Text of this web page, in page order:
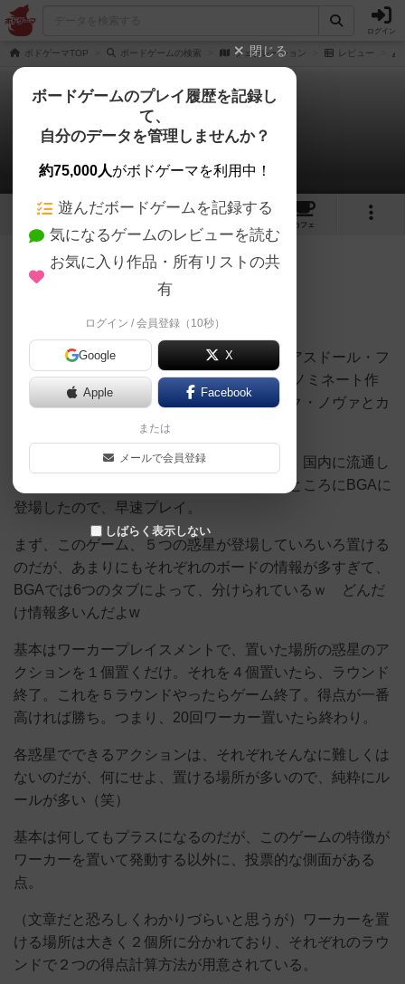
ログイン
ボドゲーマTOP ボードゲームの検索 フェデレーション レビュー
フェデレーション
白州さんのレビュー
1 2
カフェ
904名 5名 0 2年以上前
レーティングが非公開に設定されたユーザー
今年、日本人が大賞をとって話題になったアスドール・フ
ランス年間ゲーム大賞の2023年重量級部門ノミネート作
品。ちなみに他２作のノミネートは、アーク・ノヴァとカ
ーネギーで、大賞はアーク・ノヴァ。
ノミネート作品として、気になっていたが、国内に流通し
ていないので、遊べないなぁと思っていたところにBGAに
登場したので、早速プレイ。
まず、このゲーム、５つの惑星が登場していろいろ置ける
のだが、あまりにもそれぞれのボードの情報が多すぎて、
BGAでは6つのタブによって、分けられているｗ どんだ
け情報多いんだよw
基本はワーカープレイスメントで、置いた場所の惑星のア
クションを１個置くだけ。それを４個置いたら、ラウンド
終了。これを５ラウンドやったらゲーム終了。得点が一番
高ければ勝ち。つまり、20回ワーカー置いたら終わり。
各惑星でできるアクションは、それぞれそんなに難しくは
ないのだが、何にせよ、置ける場所が多いので、純粋にル
ールが多い（笑）
基本は何してもプラスになるのだが、このゲームの特徴が
ワーカーを置いて発動する以外に、投票的な側面がある
点。
（文章だと恐ろしくわかりづらいと思うが）ワーカーを置
ける場所は大きく２個所に分かれており、それぞれのラウ
ンドで２つの得点計算方法が用意されている。
閉じる
ボードゲームのプレイ履歴を記録し
て、
自分のデータを管理しませんか？
約75,000人がボドゲーマを利用中！
遊んだボードゲームを記録する
気になるゲームのレビューを読む
お気に入り作品・所有リストの共
有
ログイン / 会員登録（10秒）
Google X
Apple Facebook
または
メールで会員登録
しばらく表示しない